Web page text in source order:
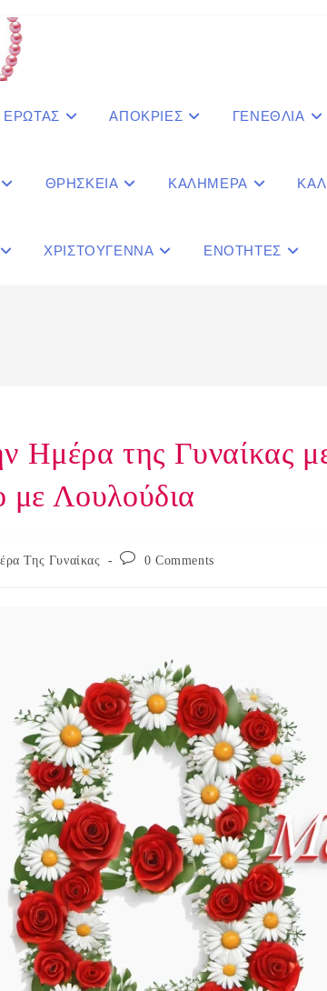
ΕΡΩΤΑΣ ΑΠΟΚΡΙΕΣ ΓΕΝΕΘΛΙΑ
ΘΡΗΣΚΕΙΑ ΚΑΛΗΜΕΡΑ
ΧΡΙΣΤΟΥΓΕΝΝΑ ΕΝΟΤΗΤΕΣ
Ημέρα της Γυναίκας
με Λουλούδια
Της Γυναίκας
Post 0 Comments